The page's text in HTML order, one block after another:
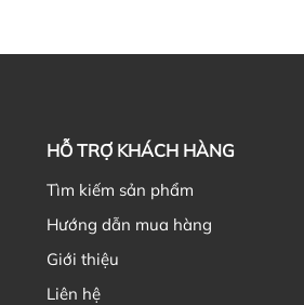
HỖ TRỢ KHÁCH HÀNG
Tìm kiếm sản phẩm
Hướng dẫn mua hàng
Giới thiệu
Liên hệ